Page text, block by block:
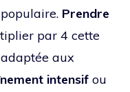
Prendre
par 4 cette
aux
intensif ou